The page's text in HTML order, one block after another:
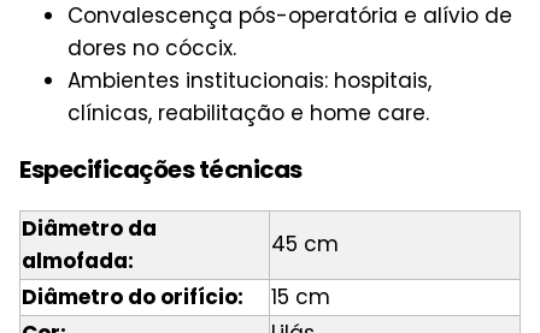
Convalescença pós-operatória e alívio de
dores no cóccix.
Ambientes institucionais: hospitais,
clínicas, reabilitação e home care.
Especificações técnicas
Diâmetro da
almofada:
45 cm
Diâmetro do orifício:
15 cm